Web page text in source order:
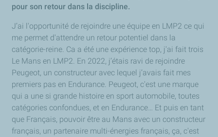
pour son retour dans la discipline.
J’ai l'opportunité de rejoindre une équipe en LMP2 ce qui
me permet d'attendre un retour potentiel dans la
catégorie-reine. Ca a été une expérience top, j'ai fait trois
Le Mans en LMP2. En 2022, j’étais ravi de rejoindre
Peugeot, un constructeur avec lequel j’avais fait mes
premiers pas en Endurance. Peugeot, c'est une marque
qui a une si grande histoire en sport automobile, toutes
catégories confondues, et en Endurance… Et puis en tant
que Français, pouvoir être au Mans avec un constructeur
français, un partenaire multi-énergies français, ça, c'est